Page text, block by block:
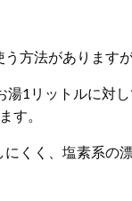
方法があります
1リットルに対
す。
くく、塩素系の